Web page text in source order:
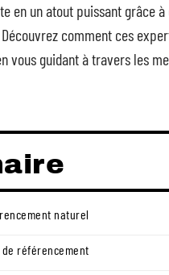
en un atout puissant grâce
Découvrez comment ces
vous guidant à travers les
naturel
référencement